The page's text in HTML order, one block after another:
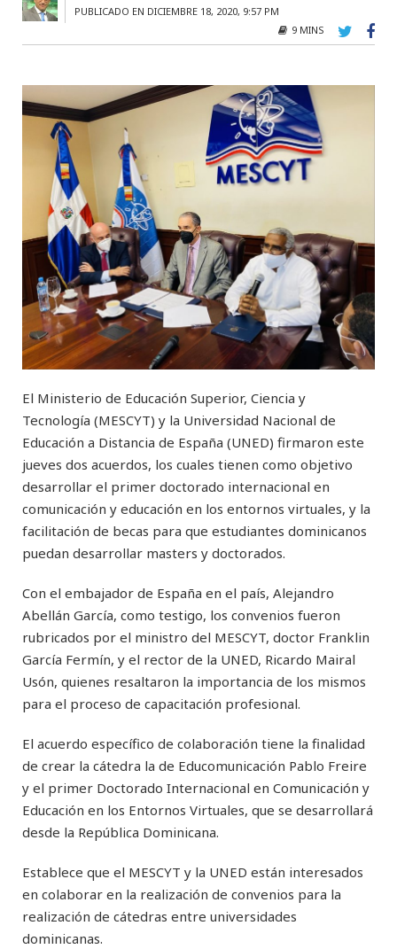
PUBLICADO EN DICIEMBRE 18, 2020, 9:57 PM
9 MINS
El Ministerio de Educación Superior, Ciencia y
Tecnología (MESCYT) y la Universidad Nacional de
Educación a Distancia de España (UNED) firmaron este
jueves dos acuerdos, los cuales tienen como objetivo
desarrollar el primer doctorado internacional en
comunicación y educación en los entornos virtuales, y la
facilitación de becas para que estudiantes dominicanos
puedan desarrollar masters y doctorados.
Con el embajador de España en el país, Alejandro
Abellán García, como testigo, los convenios fueron
rubricados por el ministro del MESCYT, doctor Franklin
García Fermín, y el rector de la UNED, Ricardo Mairal
Usón, quienes resaltaron la importancia de los mismos
para el proceso de capacitación profesional.
El acuerdo específico de colaboración tiene la finalidad
de crear la cátedra la de Educomunicación Pablo Freire
y el primer Doctorado Internacional en Comunicación y
Educación en los Entornos Virtuales, que se desarrollará
desde la República Dominicana.
Establece que el MESCYT y la UNED están interesados
en colaborar en la realización de convenios para la
realización de cátedras entre universidades
dominicanas.